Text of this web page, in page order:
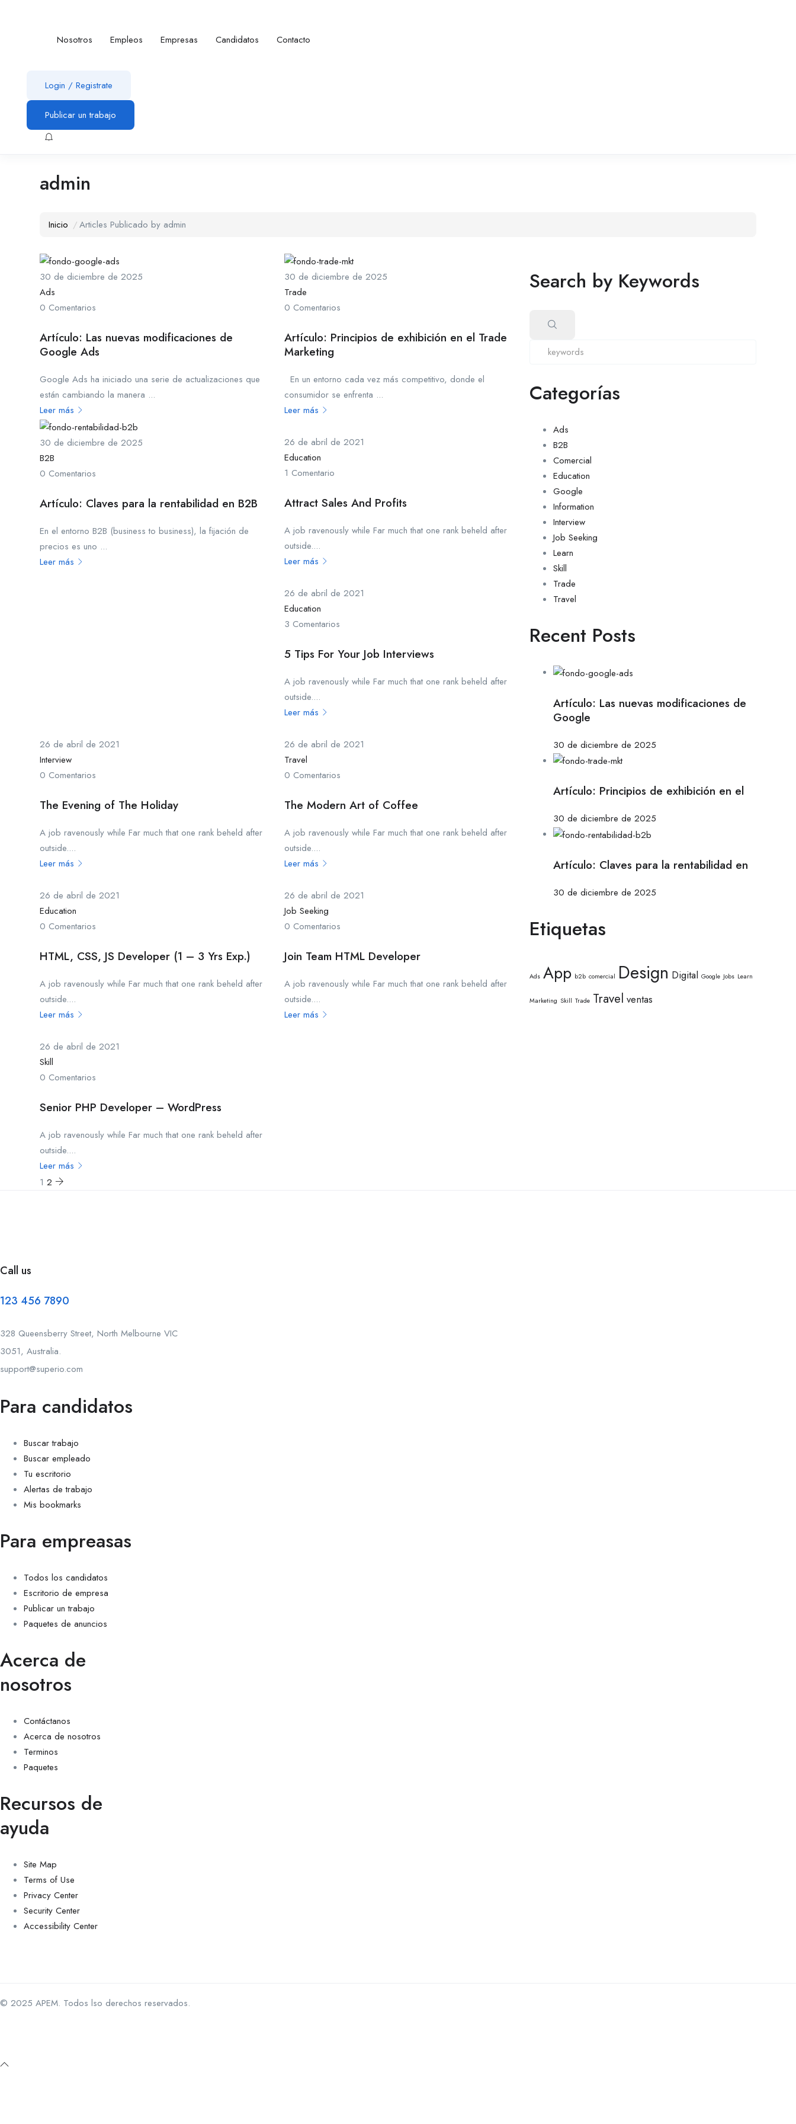
Nosotros Empleos Empresas Candidatos Contacto
Login / Registrate
Publicar un trabajo
admin
Inicio Articles Publicado by admin
30 de diciembre de 2025
Ads
0 Comentarios
Artículo: Las nuevas modificaciones de
Google Ads
Google Ads ha iniciado una serie de actualizaciones que
están cambiando la manera ...
Leer más
30 de diciembre de 2025
Trade
0 Comentarios
Artículo: Principios de exhibición en el Trade
Marketing
En un entorno cada vez más competitivo, donde el
consumidor se enfrenta ...
Leer más
30 de diciembre de 2025
B2B
0 Comentarios
Artículo: Claves para la rentabilidad en B2B
En el entorno B2B (business to business), la fijación de
precios es uno ...
Leer más
26 de abril de 2021
Education
1 Comentario
Attract Sales And Profits
A job ravenously while Far much that one rank beheld after
outside....
Leer más
26 de abril de 2021
Education
3 Comentarios
5 Tips For Your Job Interviews
A job ravenously while Far much that one rank beheld after
outside....
Leer más
26 de abril de 2021
Interview
0 Comentarios
The Evening of The Holiday
A job ravenously while Far much that one rank beheld after
outside....
Leer más
26 de abril de 2021
Travel
0 Comentarios
The Modern Art of Coffee
A job ravenously while Far much that one rank beheld after
outside....
Leer más
26 de abril de 2021
Education
0 Comentarios
HTML, CSS, JS Developer (1 – 3 Yrs Exp.)
A job ravenously while Far much that one rank beheld after
outside....
Leer más
26 de abril de 2021
Job Seeking
0 Comentarios
Join Team HTML Developer
A job ravenously while Far much that one rank beheld after
outside....
Leer más
26 de abril de 2021
Skill
0 Comentarios
Senior PHP Developer – WordPress
A job ravenously while Far much that one rank beheld after
outside....
Leer más
1 2
Search by Keywords
Categorías
Ads
B2B
Comercial
Education
Google
Information
Interview
Job Seeking
Learn
Skill
Trade
Travel
Recent Posts
Artículo: Las nuevas modificaciones de
Google
30 de diciembre de 2025
Artículo: Principios de exhibición en el
30 de diciembre de 2025
Artículo: Claves para la rentabilidad en
30 de diciembre de 2025
Etiquetas
Ads App b2b comercial Design Digital Google Jobs Learn
Marketing Skill Trade Travel ventas
Call us
123 456 7890
328 Queensberry Street, North Melbourne VIC
3051, Australia.
support@superio.com
Para candidatos
Buscar trabajo
Buscar empleado
Tu escritorio
Alertas de trabajo
Mis bookmarks
Para empreasas
Todos los candidatos
Escritorio de empresa
Publicar un trabajo
Paquetes de anuncios
Acerca de
nosotros
Contáctanos
Acerca de nosotros
Terminos
Paquetes
Recursos de
ayuda
Site Map
Terms of Use
Privacy Center
Security Center
Accessibility Center
© 2025 APEM. Todos lso derechos reservados.